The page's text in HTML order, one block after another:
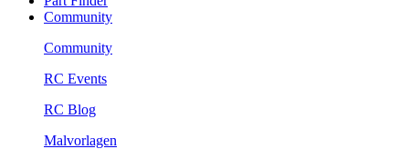
Community
Community
RC Events
RC Blog
Malvorlagen